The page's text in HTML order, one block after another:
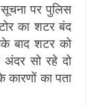
पर पुलिस
का शटर बंद
बाद शटर को
सो रहे दो
का पता